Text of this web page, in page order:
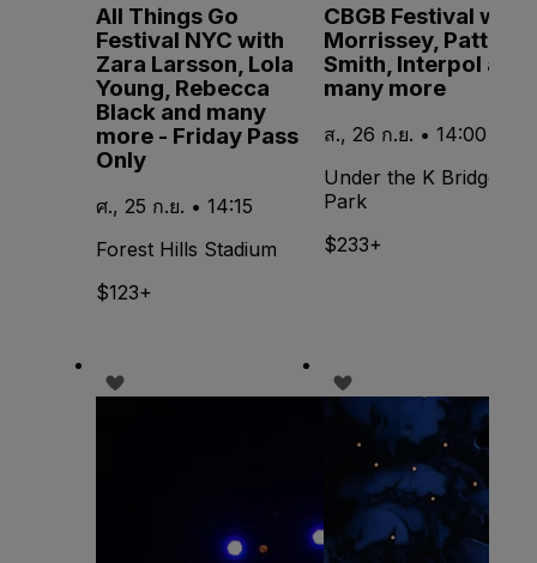
All Things Go
Festival NYC with
Zara Larsson, Lola
Young, Rebecca
Black and many
more - Friday Pass
Only
ศ., 25 ก.ย. • 14:15
Forest Hills Stadium
$123+
CBGB Festival with
Morrissey, Patti
Smith, Interpol and
many more
ส., 26 ก.ย. • 14:00
Under the K Bridge
Park
$233+